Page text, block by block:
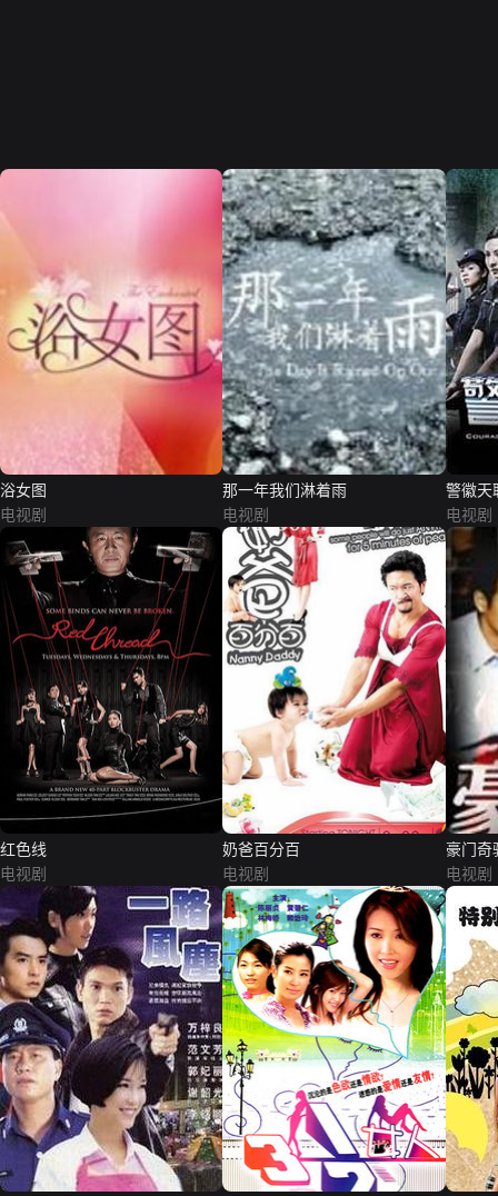
浴女图
电视剧
那一年我们淋着雨
电视剧
警徽天
电视剧
红色线
电视剧
奶爸百分百
电视剧
豪门奇
电视剧